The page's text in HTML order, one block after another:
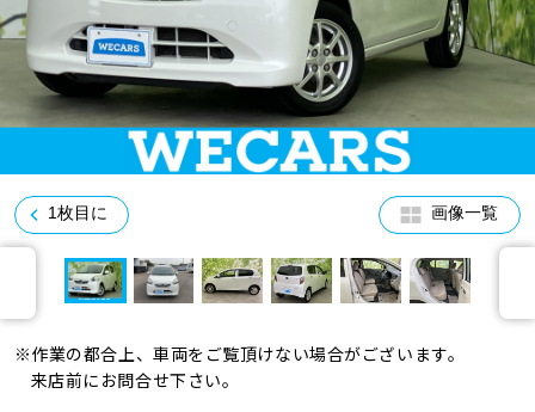
品質管理とサポート体制
お問い合わせ
企業情報 採用情報
0120-733-500
1枚目に 画像一覧
※作業の都合上、車両をご覧頂けない場合がございます。
来店前にお問合せ下さい。